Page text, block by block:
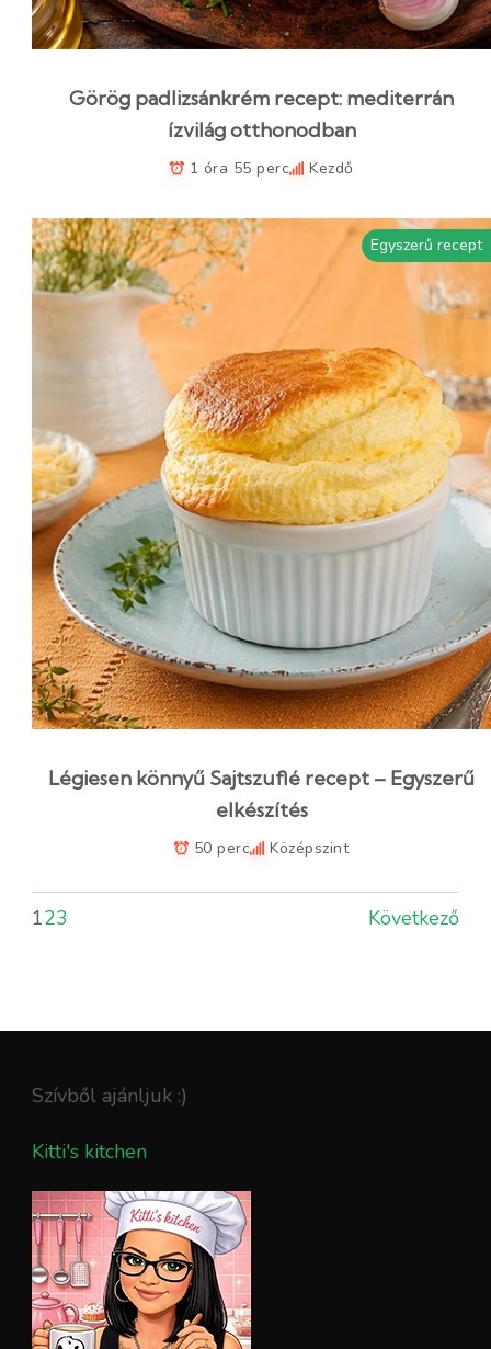
Görög padlizsánkrém recept: mediterrán
ízvilág otthonodban
1 óra 55 perc Kezdő
Egyszerű recept
Légiesen könnyű Sajtszuflé recept – Egyszerű
elkészítés
50 perc Középszint
123 Következő
Szívből ajánljuk :)
Kitti's kitchen